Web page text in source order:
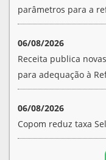
parâmetros para a
06/08/2026
Receita publica
para adequação à
06/08/2026
Copom reduz taxa